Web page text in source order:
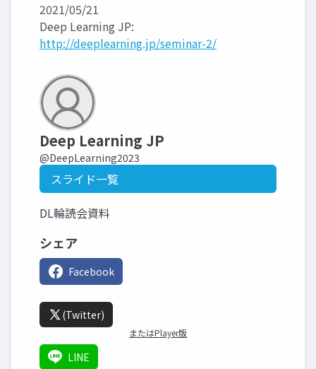
2021/05/21
Deep Learning JP:
http://deeplearning.jp/seminar-2/
Deep Learning JP
@DeepLearning2023
スライド一覧
DL輪読会資料
シェア
Facebook
(Twitter)
またはPlayer版
LINE